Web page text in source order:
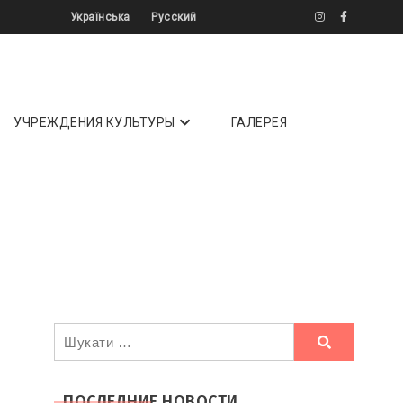
Українська Русский
УЧРЕЖДЕНИЯ КУЛЬТУРЫ ГАЛЕРЕЯ
Ви
шукали